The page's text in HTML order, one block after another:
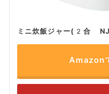
ミニ炊飯ジャー(2合
Amazon